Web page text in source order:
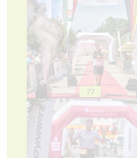
77